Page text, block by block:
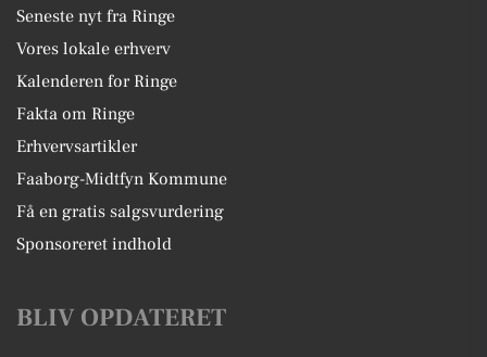
Seneste nyt fra Ringe
Vores lokale erhverv
Kalenderen for Ringe
Fakta om Ringe
Erhvervsartikler
Faaborg-Midtfyn Kommune
Få en gratis salgsvurdering
Sponsoreret indhold
BLIV OPDATERET